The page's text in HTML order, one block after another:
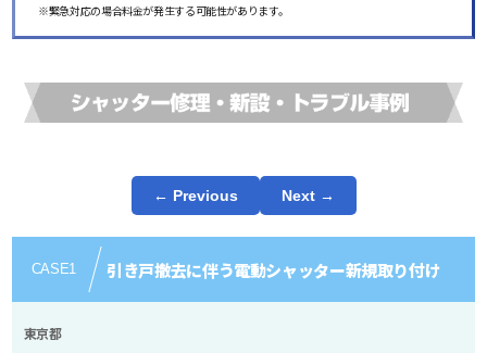
※緊急対応の場合料金が発生する可能性があります。
← Previous Next →
CASE1 引き戸撤去に伴う電動シャッター新規取り付け
東京都